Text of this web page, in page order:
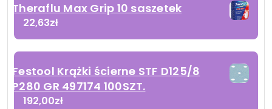
Theraflu Max Grip 10 saszetek
22,63zł
Festool Krążki ścierne STF D125/8
P280 GR 497174 100SZT.
192,00zł